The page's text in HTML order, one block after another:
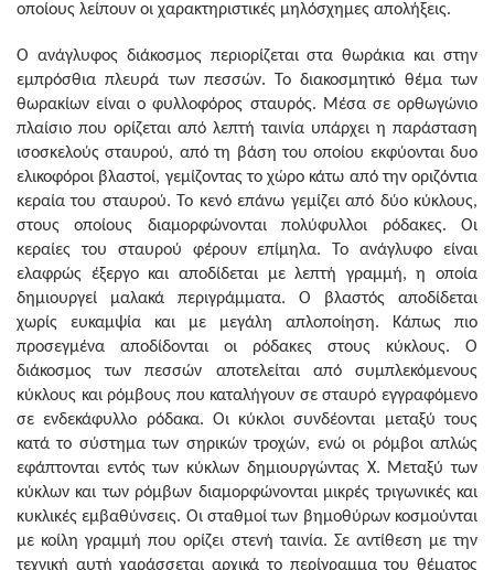
οποίους λείπουν οι χαρακτηριστικές μηλόσχημες απολήξεις.
Ο ανάγλυφος διάκοσμος περιορίζεται στα θωράκια και στην
εμπρόσθια πλευρά των πεσσών. Το διακοσμητικό θέμα των
θωρακίων είναι ο φυλλοφόρος σταυρός. Μέσα σε ορθωγώνιο
πλαίσιο που ορίζεται από λεπτή ταινία υπάρχει η παράσταση
ισοσκελούς σταυρού, από τη βάση του οποίου εκφύονται δυο
ελικοφόροι βλαστοί, γεμίζοντας το χώρο κάτω από την οριζόντια
κεραία του σταυρού. Το κενό επάνω γεμίζει από δύο κύκλους,
στους οποίους διαμορφώνονται πολύφυλλοι ρόδακες. Οι
κεραίες του σταυρού φέρουν επίμηλα. Το ανάγλυφο είναι
ελαφρώς έξεργο και αποδίδεται με λεπτή γραμμή, η οποία
δημιουργεί μαλακά περιγράμματα. Ο βλαστός αποδίδεται
χωρίς ευκαμψία και με μεγάλη απλοποίηση. Κάπως πιο
προσεγμένα αποδίδονται οι ρόδακες στους κύκλους. Ο
διάκοσμος των πεσσών αποτελείται από συμπλεκόμενους
κύκλους και ρόμβους που καταλήγουν σε σταυρό εγγραφόμενο
σε ενδεκάφυλλο ρόδακα. Οι κύκλοι συνδέονται μεταξύ τους
κατά το σύστημα των σηρικών τροχών, ενώ οι ρόμβοι απλώς
εφάπτονται εντός των κύκλων δημιουργώντας Χ. Μεταξύ των
κύκλων και των ρόμβων διαμορφώνονται μικρές τριγωνικές και
κυκλικές εμβαθύνσεις. Οι σταθμοί των βημοθύρων κοσμούνται
με κοίλη γραμμή που ορίζει στενή ταινία. Σε αντίθεση με την
τεχνική αυτή χαράσσεται αρχικά το περίγραμμα του θέματος